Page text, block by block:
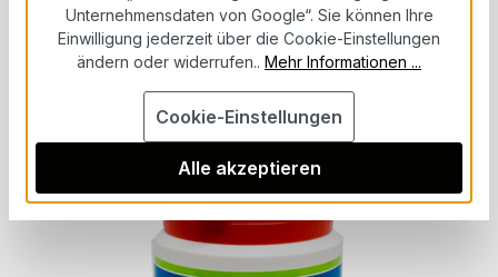
– 180 g (ca. 60 Tabletten)
Futter Shuttle
Bildergalerie überspringen
Unternehmensdaten von Google“. Sie können Ihre
Einwilligung jederzeit über die Cookie-Einstellungen
ändern oder widerrufen.. Mehr Informationen ...
Cookie-Einstellungen
Alle akzeptieren